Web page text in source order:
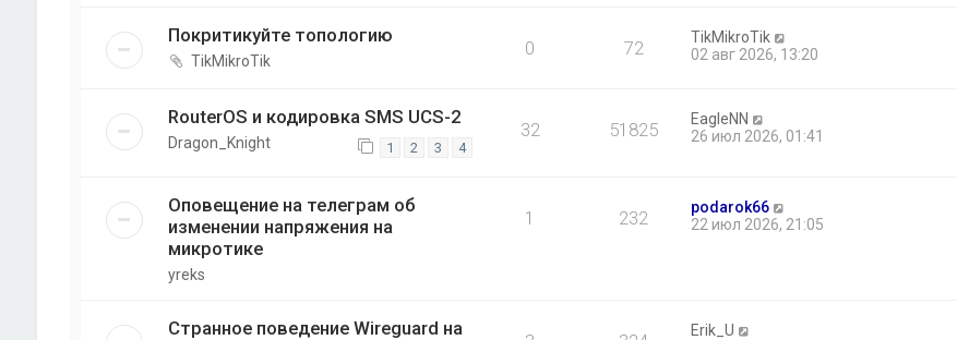
ю
Покритикуйте топологию
TikMikroTik
0 72
TikMikroTik
02 авг 2026, 13:20
RouterOS и кодировка SMS UCS-2
Dragon_Knight 1 2 3 4
32 51825
EagleNN
26 июл 2026, 01:41
Оповещение на телеграм об
изменении напряжения на
микротике
yreks
1 232
podarok66
22 июл 2026, 21:05
Странное поведение Wireguard на
Erik_U